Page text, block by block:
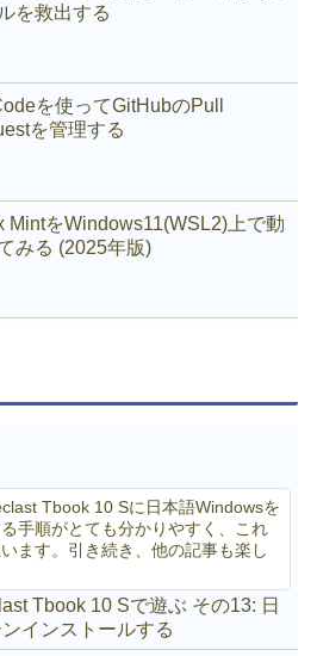
を救出する
を使ってGitHubのPull
を管理する
MintをWindows11(WSL2)上で動
みる (2025年版)
Tbook 10 Sに日本語Windowsを
手順がとても分かりやすく、これ
ます。引き続き、他の記事も楽し
Tbook 10 Sで遊ぶ その13: 日
インストールする